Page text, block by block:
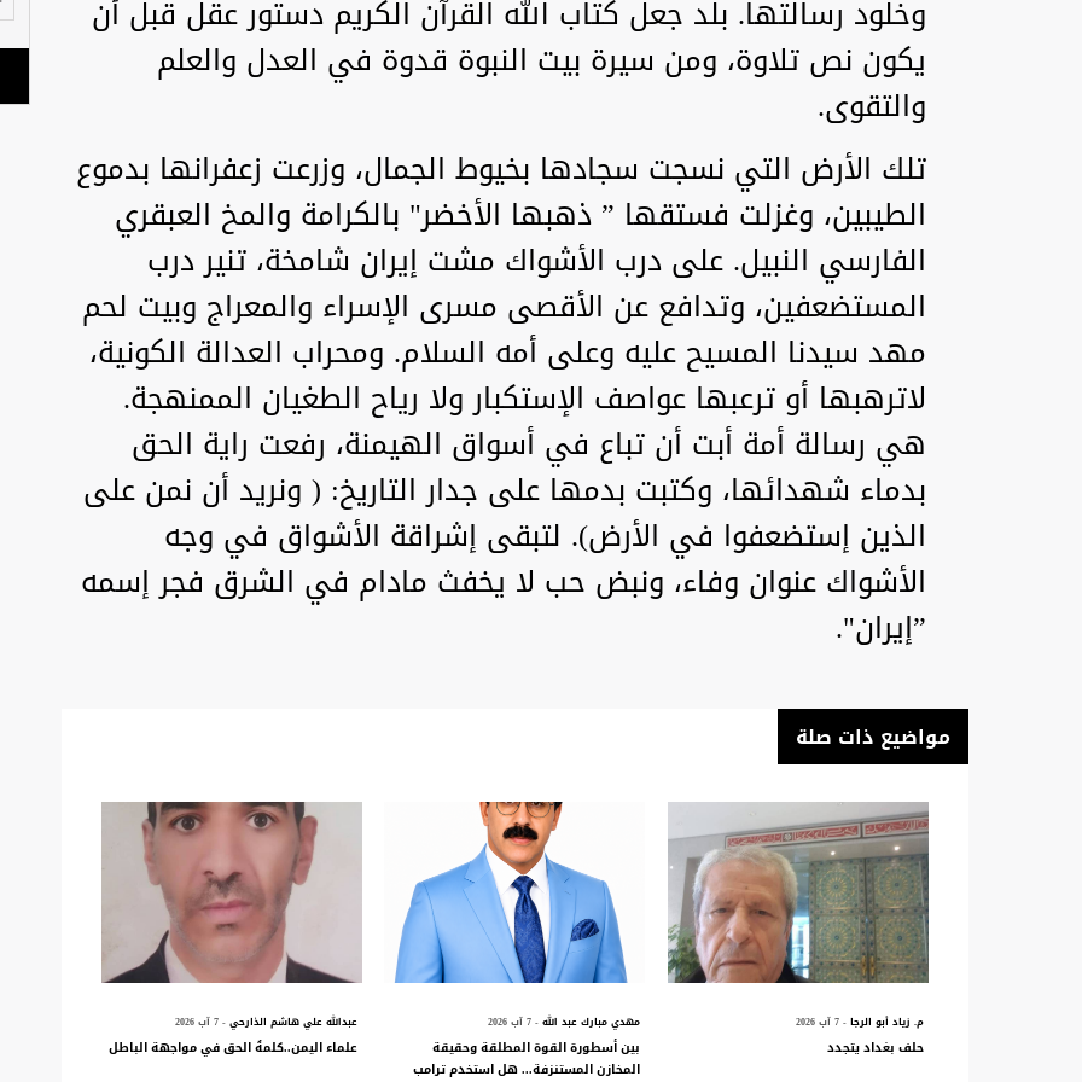
وخلود رسالتها. بلد جعل كتاب الله القرآن الكريم دستور عقل قبل أن
يكون نص تلاوة، ومن سيرة بيت النبوة قدوة في العدل والعلم
والتقوى.
تلك الأرض التي نسجت سجادها بخيوط الجمال، وزرعت زعفرانها بدموع
الطيبين، وغزلت فستقها ” ذهبها الأخضر" بالكرامة والمخ العبقري
الفارسي النبيل. على درب الأشواك مشت إيران شامخة، تنير درب
المستضعفين، وتدافع عن الأقصى مسرى الإسراء والمعراج وبيت لحم
مهد سيدنا المسيح عليه وعلى أمه السلام. ومحراب العدالة الكونية،
لاترهبها أو ترعبها عواصف الإستكبار ولا رياح الطغيان الممنهجة.
هي رسالة أمة أبت أن تباع في أسواق الهيمنة، رفعت راية الحق
بدماء شهدائها، وكتبت بدمها على جدار التاريخ: ( ونريد أن نمن على
الذين إستضعفوا في الأرض). لتبقى إشراقة الأشواق في وجه
الأشواك عنوان وفاء، ونبض حب لا يخفث مادام في الشرق فجر إسمه
”إيران".
مواضيع ذات صلة
م. زياد أبو الرجا- 7 آب 2026
حلف بغداد يتجدد
مهدي مبارك عبد الله - 7 آب 2026
بين أسطورة القوة المطلقة وحقيقة
المخازن المستنزفة... هل استخدم ترامب
عبدالله علي هاشم الذارحي- 7 آب 2026
علماء اليمن..كلمةُ الحق في مواجهة الباطل